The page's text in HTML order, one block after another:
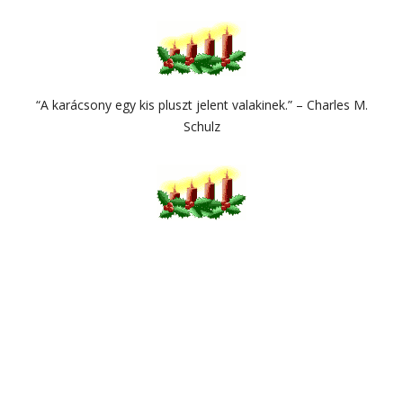
“A karácsony egy kis pluszt jelent valakinek.” – Charles M.
Schulz